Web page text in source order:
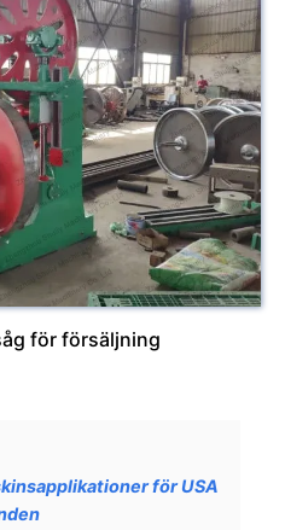
för försäljning
för USA